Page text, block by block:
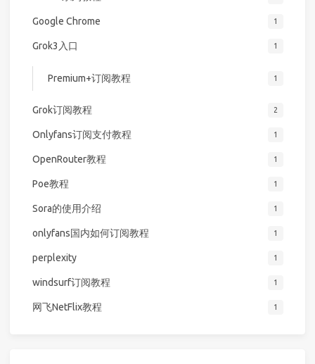
Google Chrome 1
Grok3入口 1
Premium+订阅教程 1
Grok订阅教程 2
Onlyfans订阅支付教程 1
OpenRouter教程 1
Poe教程 1
Sora的使用介绍 1
onlyfans国内如何订阅教程 1
perplexity 1
windsurf订阅教程 1
网飞NetFlix教程 1